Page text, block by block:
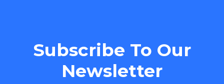
Subscribe To Our
Newsletter